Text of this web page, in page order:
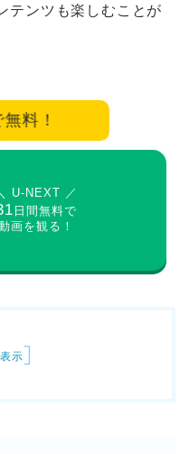
テンツも楽しむことが
料！
U-NEXT ／
日間無料で
画を観る！
表示]